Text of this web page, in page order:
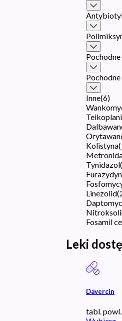
Inne(6)
Kolistyna(
Tynidazol(
Linezolid(
Fosamil
Leki
Davercin
tabl. powl.